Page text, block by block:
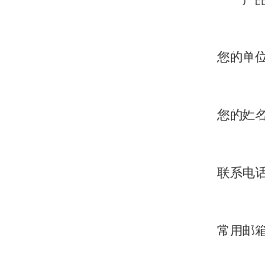
您的单
您的姓
联系电
常用邮